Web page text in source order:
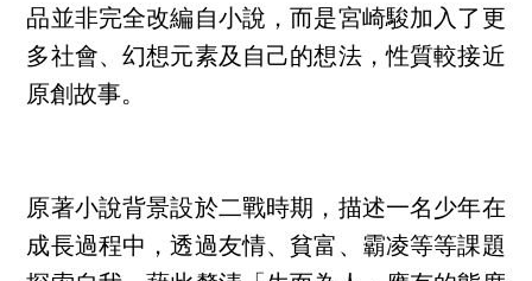
品並非完全改編自小說，而是宮崎駿加入了更
多社會、幻想元素及自己的想法，性質較接近
原創故事。
原著小說背景設於二戰時期，描述一名少年在
成長過程中，透過友情、貧富、霸凌等等課題